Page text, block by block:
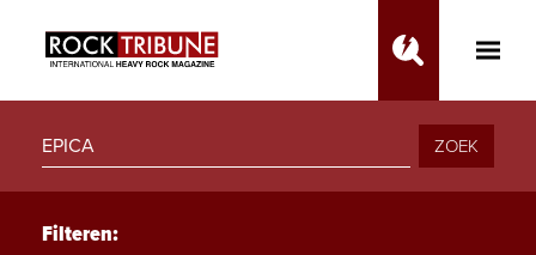
Toggle
ZOEK
Filteren: